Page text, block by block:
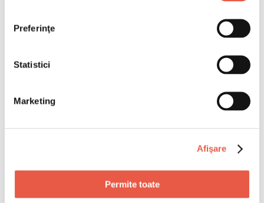
Preferinţe
Statistici
Marketing
Afişare
Permite toate